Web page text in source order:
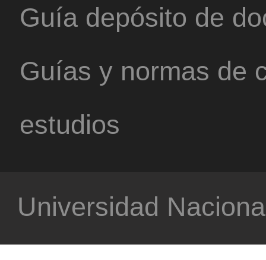
Guía depósito de
Guías y normas de
estudios
Universidad